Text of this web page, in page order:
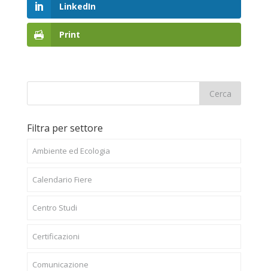
LinkedIn
Print
Filtra per settore
Ambiente ed Ecologia
Calendario Fiere
Centro Studi
Certificazioni
Comunicazione